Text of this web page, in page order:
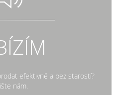
efektivně a bez starostí?
nám.